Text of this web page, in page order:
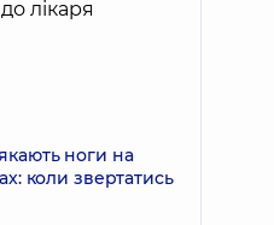
лікаря
ноги на
коли звертатись